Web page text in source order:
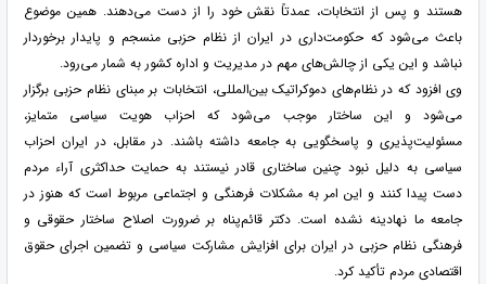
هستند و پس از انتخابات، عمدتاً نقش خود را از دست می‌دهند. همین موضوع
باعث می‌شود که حکومت‌داری در ایران از نظام حزبی منسجم و پایدار برخوردار
نباشد و این یکی از چالش‌های مهم در مدیریت و اداره کشور به شمار می‌رود.
وی افزود که در نظام‌های دموکراتیک بین‌المللی، انتخابات بر مبنای نظام حزبی برگزار
می‌شود و این ساختار موجب می‌شود که احزاب هویت سیاسی متمایز،
مسئولیت‌پذیری و پاسخگویی به جامعه داشته باشند. در مقابل، در ایران احزاب
سیاسی به دلیل نبود چنین ساختاری قادر نیستند به حمایت حداکثری آراء مردم
دست پیدا کنند و این امر به مشکلات فرهنگی و اجتماعی مربوط است که هنوز در
جامعه ما نهادینه نشده است. دکتر قائم‌پناه بر ضرورت اصلاح ساختار حقوقی و
فرهنگی نظام حزبی در ایران برای افزایش مشارکت سیاسی و تضمین اجرای حقوق
اقتصادی مردم تأکید کرد.